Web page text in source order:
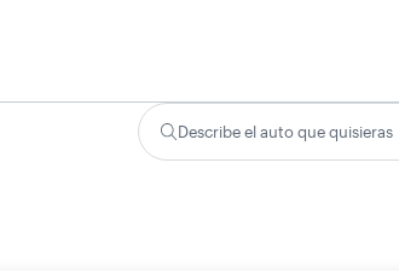
Describe el auto que quisieras